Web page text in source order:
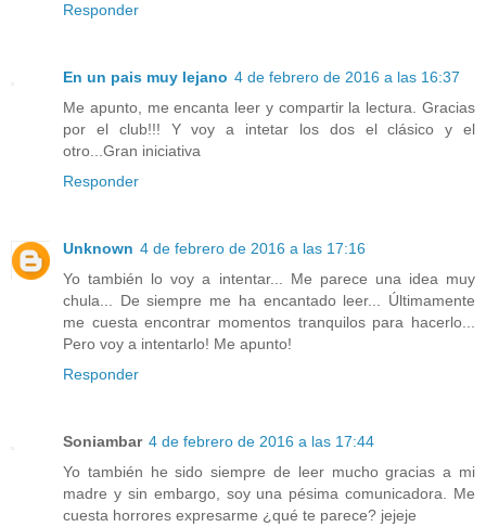
Responder
En un pais muy lejano 4 de febrero de 2016 a las 16:37
Me apunto, me encanta leer y compartir la lectura. Gracias
por el club!!! Y voy a intetar los dos el clásico y el
otro...Gran iniciativa
Responder
Unknown 4 de febrero de 2016 a las 17:16
Yo también lo voy a intentar... Me parece una idea muy
chula... De siempre me ha encantado leer... Últimamente
me cuesta encontrar momentos tranquilos para hacerlo...
Pero voy a intentarlo! Me apunto!
Responder
Soniambar 4 de febrero de 2016 a las 17:44
Yo también he sido siempre de leer mucho gracias a mi
madre y sin embargo, soy una pésima comunicadora. Me
cuesta horrores expresarme ¿qué te parece? jejeje